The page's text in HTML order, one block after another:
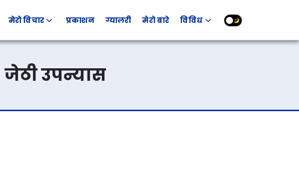
मेरो विचार प्रकाशन ग्यालरी मेरो बारे विविध
जेठी उपन्यास